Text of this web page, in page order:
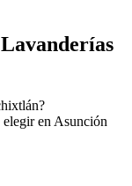
en Asunción